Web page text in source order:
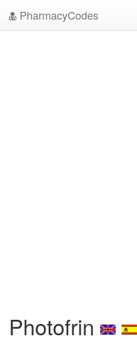
PharmacyCodes
Photofrin